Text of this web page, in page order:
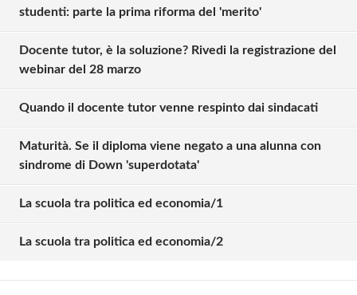
studenti: parte la prima riforma del 'merito'
Docente tutor, è la soluzione? Rivedi la registrazione del
webinar del 28 marzo
Quando il docente tutor venne respinto dai sindacati
Maturità. Se il diploma viene negato a una alunna con
sindrome di Down 'superdotata'
La scuola tra politica ed economia/1
La scuola tra politica ed economia/2
Solo gli utenti registrati possono
commentare!
Effettua il Login o Registrati